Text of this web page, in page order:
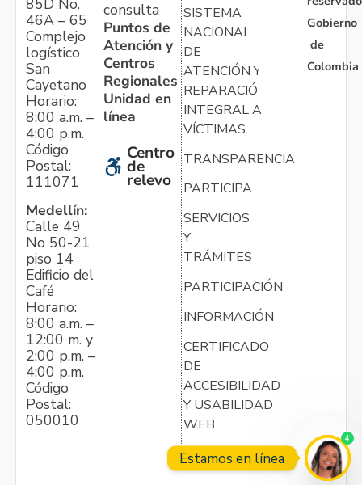
46A – 65
Complejo
logístico
San
Cayetano
Horario:
8:00 a.m. –
4:00 p.m.
Código
Postal:
111071
Medellín:
Calle 49
No 50-21
piso 14
Edificio del
Café
Horario:
8:00 a.m. –
12:00 m. y
2:00 p.m. –
4:00 p.m.
Código
Postal:
050010
consulta
Puntos de
Atención y
Centros
Regionales
Unidad en
línea
Centro
de
relevo
SISTEMA
NACIONAL
DE
ATENCIÓN Y
REPARACIÓN
INTEGRAL A
VÍCTIMAS
TRANSPARENCIA
PARTICIPA
SERVICIOS
Y
TRÁMITES
PARTICIPACIÓN
INFORMACIÓN
CERTIFICADO
DE
ACCESIBILIDAD
Y USABILIDAD
WEB
Gobierno
de
Colombia
Estamos en línea
4